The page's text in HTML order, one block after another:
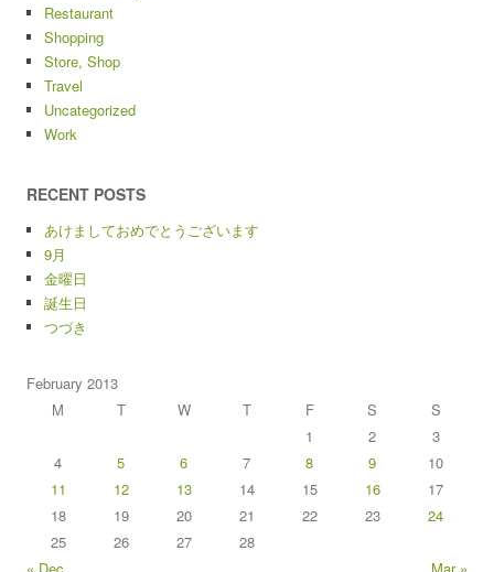
Restaurant
Shopping
Store, Shop
Travel
Uncategorized
Work
RECENT POSTS
あけましておめでとうございます
9月
金曜日
誕生日
つづき
February 2013
M
T W T F S
S
1
2
3
4
5 6 7 8 9
10
11
12 13 14 15 16
17
18
19 20 21 22 23
24
25
26 27
28